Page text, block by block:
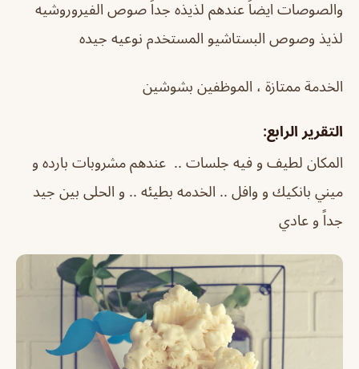
والصوصات ايضاً عندهم لذيذه جداً صوص الفيروروشيه
لذيذ وصوص البستاشيو المستخدم نوعيه جيده
الخدمة ممتازة ، الموظفين بشوشين
التقرير الرابع:
المكان لطيف و فيه جلسات .. عندهم مشروبات بارده و
ميني بانكيك و وافل .. الخدمه بطيئه .. و الحلى بين جيد
جداً و عادي